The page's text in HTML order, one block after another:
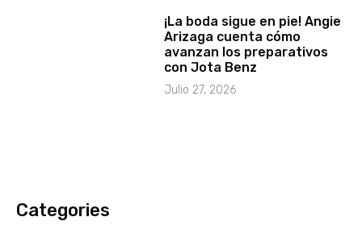
¡La boda sigue en pie! Angie
Arizaga cuenta cómo
avanzan los preparativos
con Jota Benz
Julio 27, 2026
Categories